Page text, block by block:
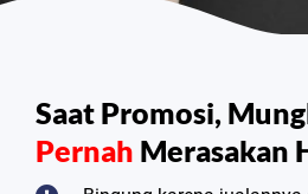
Saat Promosi,
Pernah Merasakan